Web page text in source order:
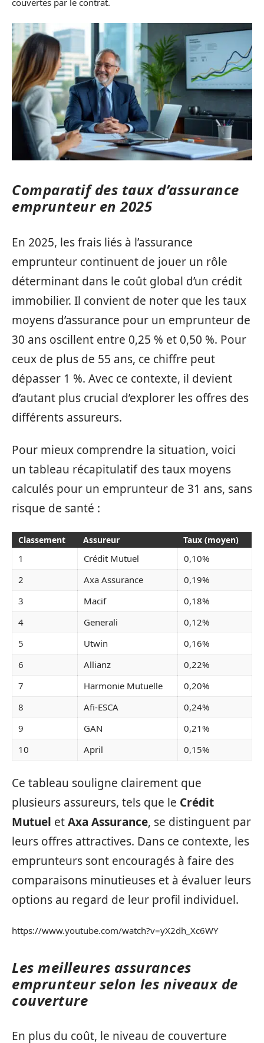
Comparatif des taux d’assurance
emprunteur en 2025
En 2025, les frais liés à l’assurance
emprunteur continuent de jouer un rôle
déterminant dans le coût global d’un crédit
immobilier. Il convient de noter que les taux
moyens d’assurance pour un emprunteur de
30 ans oscillent entre 0,25 % et 0,50 %. Pour
ceux de plus de 55 ans, ce chiffre peut
dépasser 1 %. Avec ce contexte, il devient
d’autant plus crucial d’explorer les offres des
différents assureurs.
Pour mieux comprendre la situation, voici
un tableau récapitulatif des taux moyens
calculés pour un emprunteur de 31 ans, sans
risque de santé :
Classement Assureur Taux (moyen)
1 Crédit Mutuel
0,10%
2
Axa Assurance
0,19%
3
Macif
0,18%
4
Generali
0,12%
5
Utwin
0,16%
6
Allianz
0,22%
7
Harmonie Mutuelle
0,20%
8
Afi-ESCA
0,24%
9
GAN
0,21%
10
April 0,15%
Ce tableau souligne clairement que
plusieurs assureurs, tels que le Crédit
Mutuel etAxa Assurance, se distinguent par
leurs offres attractives. Dans ce contexte, les
emprunteurs sont encouragés à faire des
comparaisons minutieuses et à évaluer leurs
options au regard de leur profil individuel.
https://www.youtube.com/watch?v=yX2dh_Xc6WY
Les meilleures assurances
emprunteur selon les niveaux de
couverture
En plus du coût, le niveau de couverture